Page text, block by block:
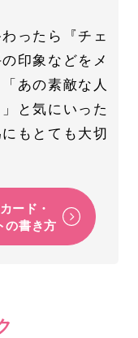
ったら『チェ
印象などをメ
あの素敵な人
と気にいった
もとても大切
ード・
の書き方